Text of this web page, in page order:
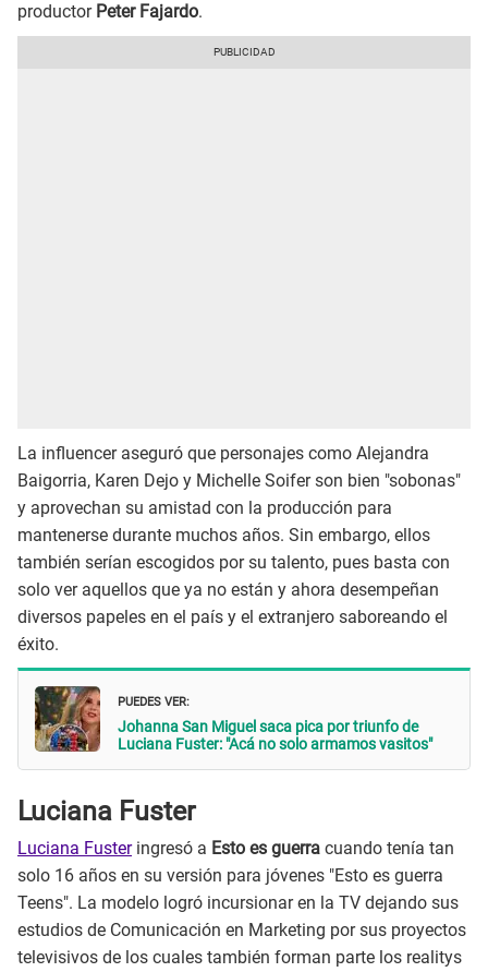
productor Peter Fajardo.
La influencer aseguró que personajes como Alejandra
Baigorria, Karen Dejo y Michelle Soifer son bien "sobonas"
y aprovechan su amistad con la producción para
mantenerse durante muchos años. Sin embargo, ellos
también serían escogidos por su talento, pues basta con
solo ver aquellos que ya no están y ahora desempeñan
diversos papeles en el país y el extranjero saboreando el
éxito.
PUEDES VER:
Johanna San Miguel saca pica por triunfo de
Luciana Fuster: "Acá no solo armamos vasitos"
Luciana Fuster
Luciana Fusteringresó a Esto es guerra cuando tenía tan
solo 16 años en su versión para jóvenes "Esto es guerra
Teens". La modelo logró incursionar en la TV dejando sus
estudios de Comunicación en Marketing por sus proyectos
televisivos de los cuales también forman parte los realitys